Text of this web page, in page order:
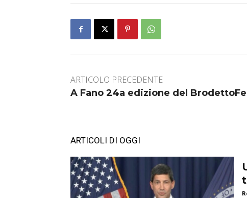
ARTICOLO PRECEDENTE
A Fano 24a edizione del
ARTICOLI DI OGGI